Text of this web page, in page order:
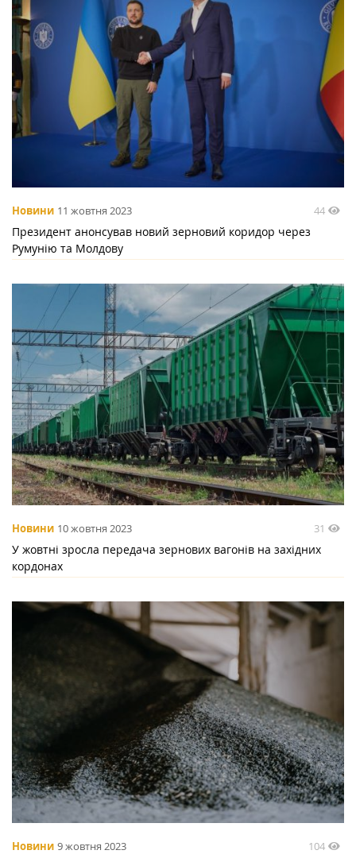
Новини 11 жовтня 2023 44
Президент анонсував новий зерновий коридор через
Румунію та Молдову
Новини 10 жовтня 2023 31
У жовтні зросла передача зернових вагонів на західних
кордонах
Новини 9 жовтня 2023 104